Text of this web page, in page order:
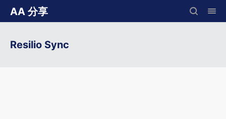
AA 分享
Resilio Sync